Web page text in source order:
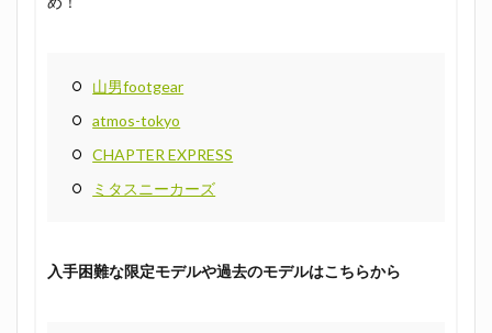
山男footgear
atmos-tokyo
CHAPTER EXPRESS
ミタスニーカーズ
入手困難な限定モデルや過去のモデルはこちらから